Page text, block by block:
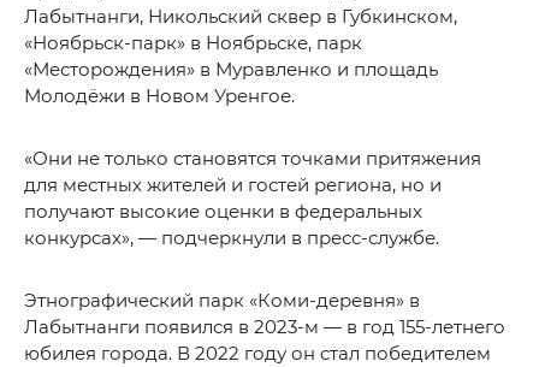
Лабытнанги, Никольский сквер в Губкинском,
«Ноябрьск-парк» в Ноябрьске, парк
«Месторождения» в Муравленко и площадь
Молодёжи в Новом Уренгое.
«Они не только становятся точками притяжения
для местных жителей и гостей региона, но и
получают высокие оценки в федеральных
конкурсах», — подчеркнули в пресс-службе.
Этнографический парк «Коми-деревня» в
Лабытнанги появился в 2023-м — в год 155-летнего
юбилея города. В 2022 году он стал победителем